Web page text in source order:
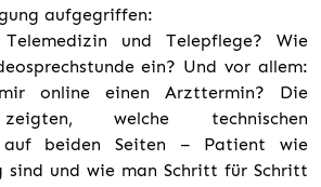
aufgegriffen:
und Telepflege? Wie
ein? Und vor allem:
online einen Arzttermin? Die
welche technischen
auf beiden Seiten – Patient wie
und wie man Schritt für Schritt